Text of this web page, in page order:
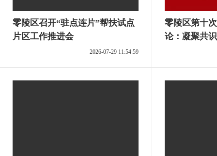
零陵区召开“驻点连片”帮扶试点
片区工作推进会
2026-07-29 11:54:59
零陵区第十
论：凝聚共